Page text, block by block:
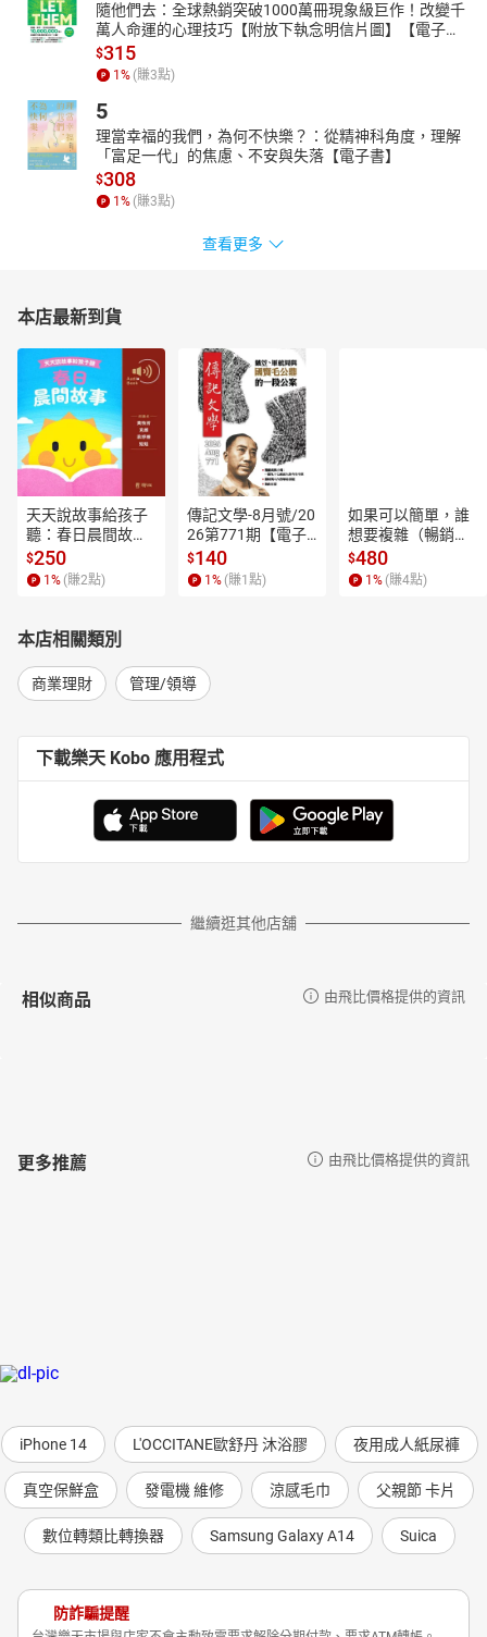
隨他們去：全球熱銷突破1000萬冊現象級巨作！改變千
萬人命運的心理技巧【附放下執念明信片圖】【電子
書】
$315
1 % (賺3點)
5
理當幸福的我們，為何不快樂？：從精神科角度，理解
「富足一代」的焦慮、不安與失落【電子書】
$308
1 % (賺3點)
查看更多
本店最新到貨
天天說故事給孩子
聽：春日晨間故事
【有聲書】
$250
1 % (賺2點)
傳記文學-8月號/20
26第771期【電子
書】
$140
1 % (賺1 點)
如果可以簡單，誰
想要複雜（暢銷經
典新編版）【電子
書】
$480
1 % (賺4點)
本店相關類別
商業理財 管理/領導
下載樂天 Kobo 應用程式
繼續逛其他店舖
相似商品 由飛比價格提供的資訊
更多推薦 由飛比價格提供的資訊
iPhone 14 L'OCCITANE歐舒丹 沐浴膠 夜用成人紙尿褲
真空保鮮盒 發電機 維修 涼感毛巾 父親節 卡片
數位轉類比轉換器 Samsung Galaxy A14 Suica
防詐騙提醒